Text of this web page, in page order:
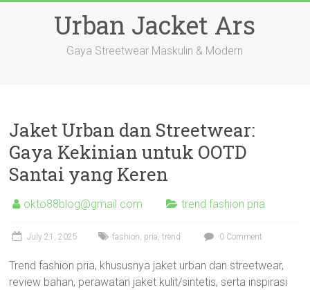
Urban Jacket Ars
Gaya Streetwear Maskulin & Modern
Jaket Urban dan Streetwear:
Gaya Kekinian untuk OOTD
Santai yang Keren
okto88blog@gmail.com trend fashion pria
July 21, 2025 fashion, pria,trend 0 Comment
Trend fashion pria, khususnya jaket urban dan streetwear,
review bahan, perawatan jaket kulit/sintetis, serta inspirasi